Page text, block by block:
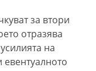
за втори
отразява
на